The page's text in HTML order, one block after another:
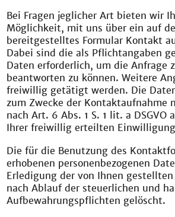
Bei Fragen jeglicher Art bieten wir
Möglichkeit, mit uns über ein auf
bereitgestelltes Formular Kontakt
Dabei sind die als Pflichtangaben
Daten erforderlich, um die Anfrage
beantworten zu können. Weitere
freiwillig getätigt werden. Die
zum Zwecke der Kontaktaufnahme
nach Art. 6 Abs. 1 S. 1 lit. a DSGVO
Ihrer freiwillig erteilten
Die für die Benutzung des
erhobenen personenbezogenen
Erledigung der von Ihnen
nach Ablauf der steuerlichen und
Aufbewahrungspflichten gelöscht.